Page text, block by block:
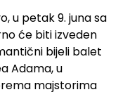
u petak 9. juna sa
će biti izveden
bijeli balet
Adama, u
majstorima